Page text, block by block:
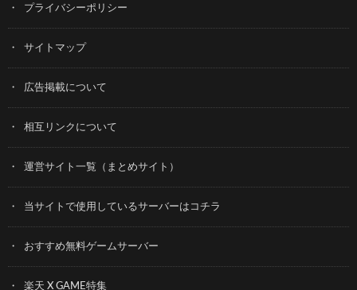
プライバシーポリシー
サイトマップ
広告掲載について
相互リンクについて
運営サイト一覧（まとめサイト）
当サイトで使用しているサーバーはコチラ
おすすめ無料ゲームサーバー
楽天 X GAME特集